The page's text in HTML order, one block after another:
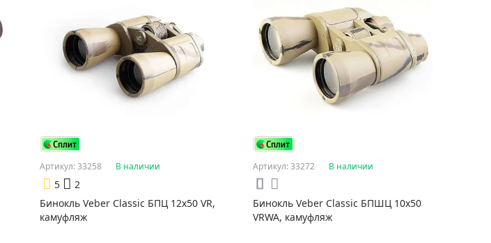
Артикул: 33258 В наличии
5
2
Бинокль Veber Classic БПЦ 12х50 VR,
камуфляж
Артикул: 33272 В наличии
Бинокль Veber Classic БПШЦ 10х50
VRWA, камуфляж